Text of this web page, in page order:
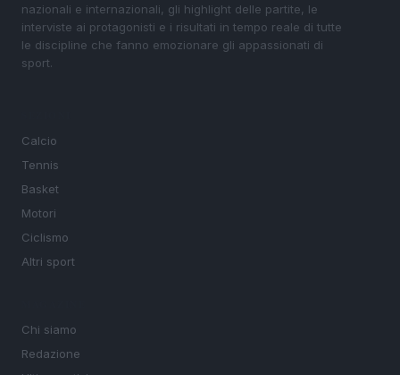
nazionali e internazionali, gli highlight delle partite, le
interviste ai protagonisti e i risultati in tempo reale di tutte
le discipline che fanno emozionare gli appassionati di
sport.
Calcio
Tennis
Basket
Motori
Ciclismo
Altri sport
Chi siamo
Redazione